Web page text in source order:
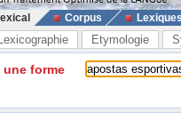
Corpus
Lexicographie Etymologie
une forme